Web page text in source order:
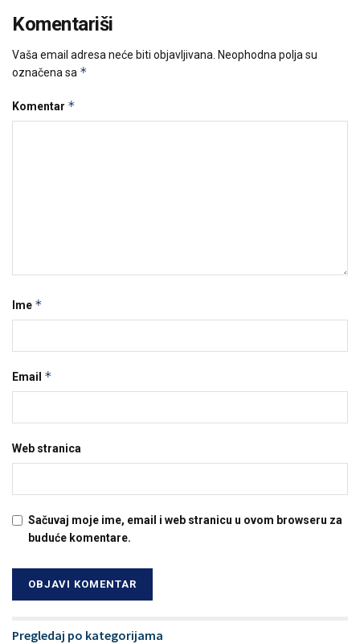
Komentariši
Vaša email adresa neće biti objavljivana. Neophodna polja su
označena sa *
Komentar *
Ime *
Email *
Web stranica
Sačuvaj moje ime, email i web stranicu u ovom browseru za
buduće komentare.
Pregledaj po kategorijama